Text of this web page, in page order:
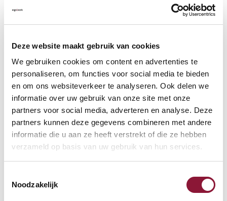
Deze website maakt gebruik van cookies
We gebruiken cookies om content en advertenties te
personaliseren, om functies voor social media te bieden
en om ons websiteverkeer te analyseren. Ook delen we
informatie over uw gebruik van onze site met onze
partners voor social media, adverteren en analyse. Deze
partners kunnen deze gegevens combineren met andere
informatie die u aan ze heeft verstrekt of die ze hebben
verzameld op basis van uw gebruik van hun services.
Noodzakelijk
Verfügbar
Lieferzeit: 3-6 Wochen
Anzahl:
In den Warenkorb
Auf der Suche nach Stückzahlen? Machen Sie Ihren Arbeitsplatz
komplett und fordern Sie direkt ein individuelles Angebot an.